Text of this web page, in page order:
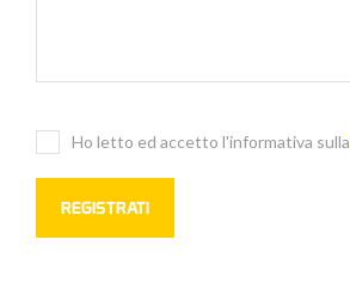
Ho letto ed accetto l'informativa sulla